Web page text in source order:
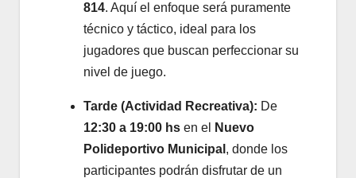
814. Aquí el enfoque será puramente
técnico y táctico, ideal para los
jugadores que buscan perfeccionar su
nivel de juego.
Tarde (Actividad Recreativa): De
12:30 a 19:00 hs en el
Nuevo
Polideportivo Municipal , donde los
participantes podrán disfrutar de un